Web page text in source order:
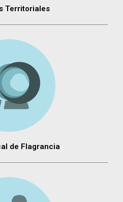
Territoriales
de Flagrancia